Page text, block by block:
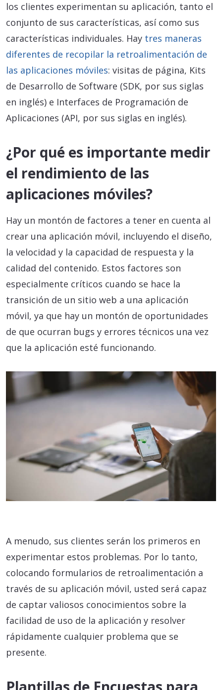
los clientes experimentan su aplicación, tanto el
conjunto de sus características, así como sus
características individuales. Hay tres maneras
diferentes de recopilar la retroalimentación de
las aplicaciones móviles: visitas de página, Kits
de Desarrollo de Software (SDK, por sus siglas
en inglés) e Interfaces de Programación de
Aplicaciones (API, por sus siglas en inglés).
¿Por qué es importante medir
el rendimiento de las
aplicaciones móviles?
Hay un montón de factores a tener en cuenta al
crear una aplicación móvil, incluyendo el diseño,
la velocidad y la capacidad de respuesta y la
calidad del contenido. Estos factores son
especialmente críticos cuando se hace la
transición de un sitio web a una aplicación
móvil, ya que hay un montón de oportunidades
de que ocurran bugs y errores técnicos una vez
que la aplicación esté funcionando.
A menudo, sus clientes serán los primeros en
experimentar estos problemas. Por lo tanto,
colocando formularios de retroalimentación a
través de su aplicación móvil, usted será capaz
de captar valiosos conocimientos sobre la
facilidad de uso de la aplicación y resolver
rápidamente cualquier problema que se
presente.